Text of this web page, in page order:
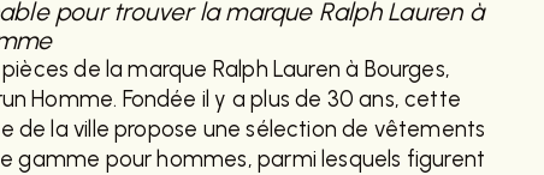
pour trouver la marque Ralph Lauren à
de la marque Ralph Lauren à Bourges,
Homme. Fondée il y a plus de 30 ans, cette
de la ville propose une sélection de vêtements
gamme pour hommes, parmi lesquels figurent